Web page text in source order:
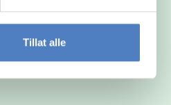
Tillat alle